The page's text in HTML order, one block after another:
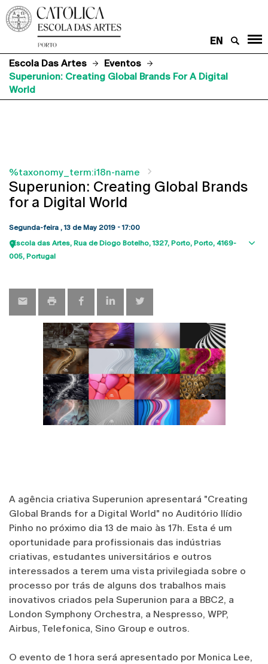
EN
Escola Das Artes
Eventos
Superunion: Creating Global Brands For A Digital
World
%taxonomy_term:i18n-name
Superunion: Creating Global Brands
for a Digital World
Segunda-feira , 13 de May 2019 - 17:00
Escola das Artes Rua de Diogo Botelho, 1327 Porto Porto 4169-
005 Portugal
A agência criativa Superunion apresentará "Creating
Global Brands for a Digital World" no Auditório Ilídio
Pinho no próximo dia 13 de maio às 17h. Esta é um
oportunidade para profissionais das indústrias
criativas, estudantes universitários e outros
interessados a terem uma vista privilegiada sobre o
processo por trás de alguns dos trabalhos mais
inovativos criados pela Superunion para a BBC2, a
London Symphony Orchestra, a Nespresso, WPP,
Airbus, Telefonica, Sino Group e outros.
O evento de 1 hora será apresentado por Monica Lee,